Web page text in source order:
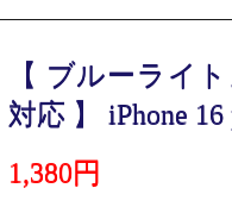
【 ブルーライ
対応 】 iPhone 16
1,380円